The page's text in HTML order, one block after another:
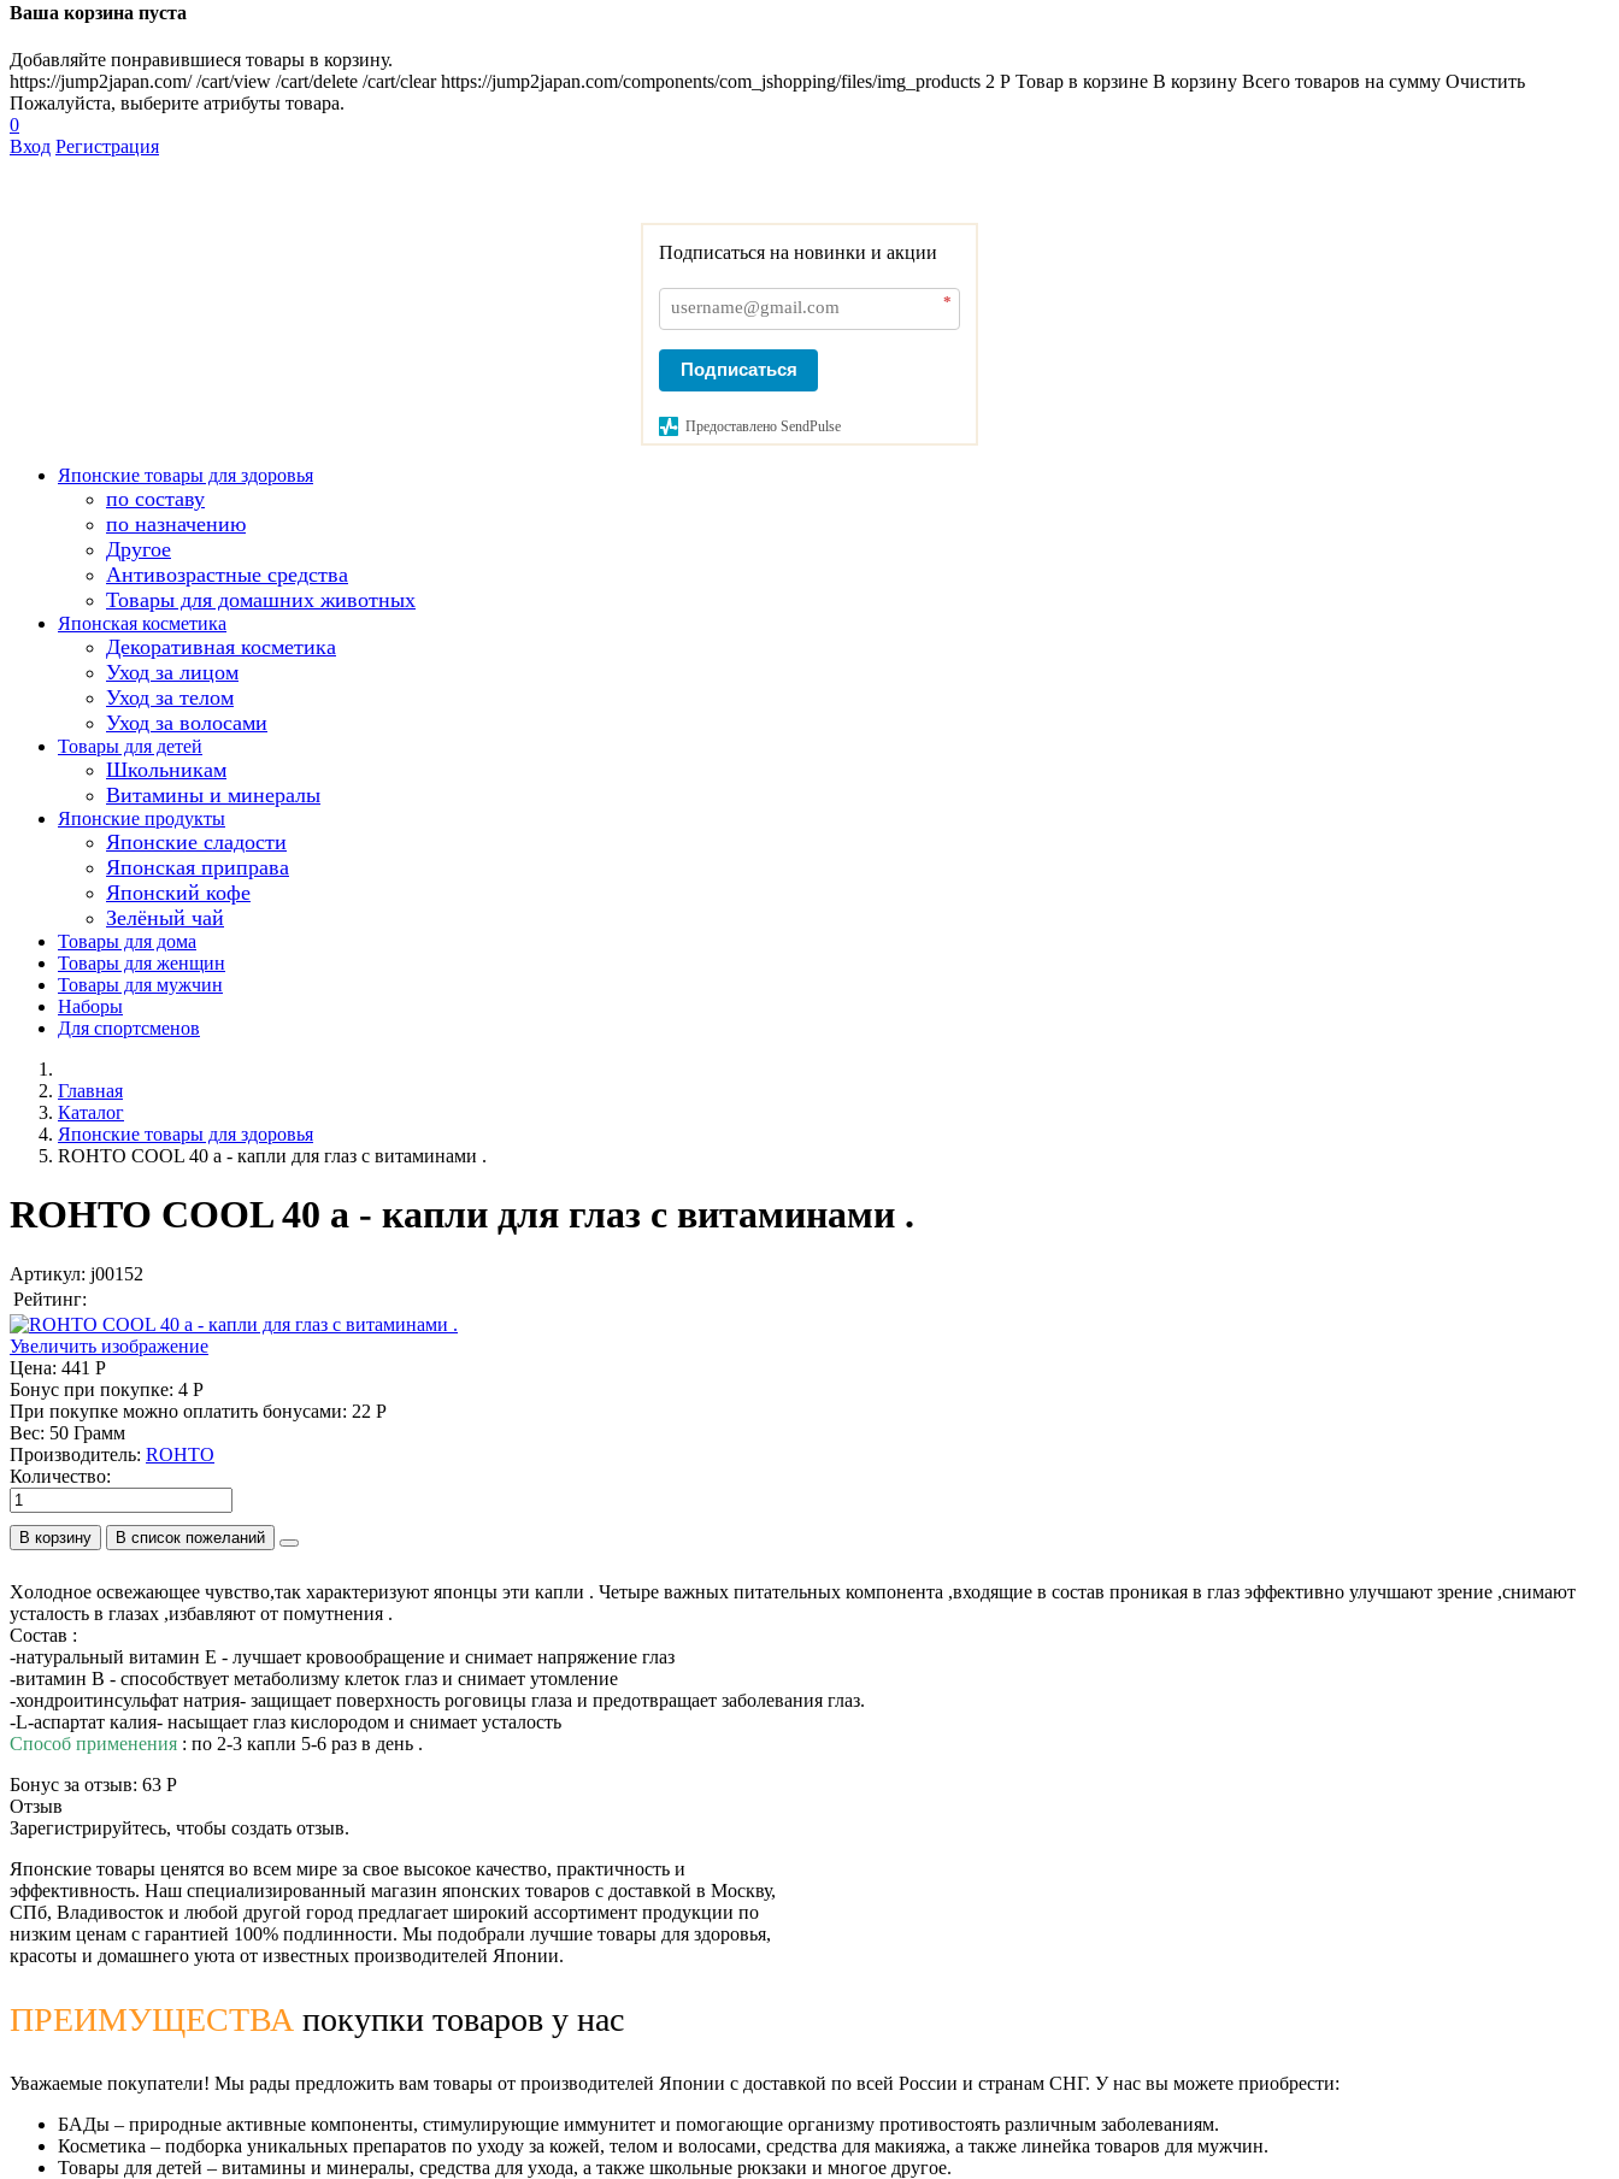
Ваша корзина пуста
Добавляйте понравившиеся товары в корзину.
https://jump2japan.com/ /cart/view /cart/delete /cart/clear https://jump2japan.com/components/com_jshopping/files/img_products 2 Р Товар в корзине В корзину Всего товаров на сумму Очистить
Пожалуйста, выберите атрибуты товара.
0
Вход Регистрация
Подписаться на новинки и акции
*
Подписаться
Предоставлено SendPulse
Японские товары для здоровья
по составу
по назначению
Другое
Антивозрастные средства
Товары для домашних животных
Японская косметика
Декоративная косметика
Уход за лицом
Уход за телом
Уход за волосами
Товары для детей
Школьникам
Витамины и минералы
Японские продукты
Японские сладости
Японская приправа
Японский кофе
Зелёный чай
Товары для дома
Товары для женщин
Товары для мужчин
Наборы
Для спортсменов
Главная
Каталог
Японские товары для здоровья
ROHTO COOL 40 a - капли для глаз с витаминами .
ROHTO COOL 40 a - капли для глаз с витаминами .
Артикул: j00152
Рейтинг:
Увеличить изображение
Цена: 441 Р
Бонус при покупке: 4 Р
При покупке можно оплатить бонусами: 22 Р
Вес: 50 Грамм
Производитель: ROHTO
Количество:
В корзину
Xолодное освежающее чувство,так характеризуют японцы эти капли . Четыре важных питательных компонента ,входящие в состав проникая в глаз эффективно улучшают зрение ,снимают
усталость в глазах ,избавляют от помутнения .
Состав :
-натуральный витамин Е - лучшает кровообращение и снимает напряжение глаз
-витамин В - способствует метаболизму клеток глаз и снимает утомление
-хондроитинсульфат натрия- защищает поверхность роговицы глаза и предотвращает заболевания глаз.
-L-аспартат калия- насыщает глаз кислородом и снимает усталость
Способ применения : по 2-3 капли 5-6 раз в день .
Бонус за отзыв: 63 Р
Отзыв
Зарегистрируйтесь, чтобы создать отзыв.
Японские товары ценятся во всем мире за свое высокое качество, практичность и
эффективность. Наш специализированный магазин японских товаров с доставкой в Москву,
СПб, Владивосток и любой другой город предлагает широкий ассортимент продукции по
низким ценам с гарантией 100% подлинности. Мы подобрали лучшие товары для здоровья,
красоты и домашнего уюта от известных производителей Японии.
ПРЕИМУЩЕСТВА покупки товаров у нас
Уважаемые покупатели! Мы рады предложить вам товары от производителей Японии с доставкой по всей России и странам СНГ. У нас вы можете приобрести:
БАДы – природные активные компоненты, стимулирующие иммунитет и помогающие организму противостоять различным заболеваниям.
Косметика – подборка уникальных препаратов по уходу за кожей, телом и волосами, средства для макияжа, а также линейка товаров для мужчин.
Товары для детей – витамины и минералы, средства для ухода, а также школьные рюкзаки и многое другое.